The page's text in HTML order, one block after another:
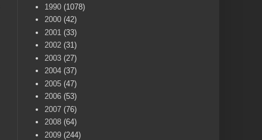
1990 (1078)
2000 (42)
2001 (33)
2002 (31)
2003 (27)
2004 (37)
2005 (47)
2006 (53)
2007 (76)
2008 (64)
2009 (244)